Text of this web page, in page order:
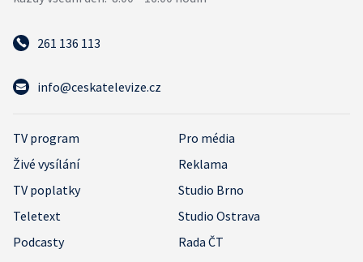
261 136 113
info@ceskatelevize.cz
TV program
Pro média
Živé vysílání
Reklama
TV poplatky
Studio Brno
Teletext
Studio Ostrava
Podcasty
Rada ČT